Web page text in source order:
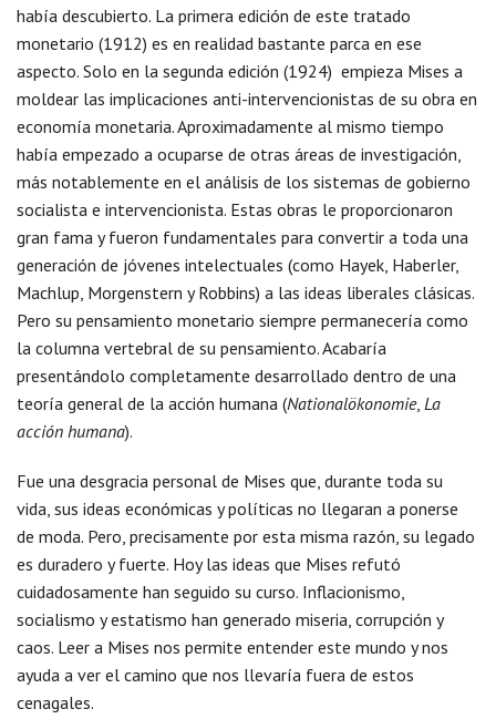
había descubierto. La primera edición de este tratado
monetario (1912) es en realidad bastante parca en ese
aspecto. Solo en la segunda edición (1924) empieza Mises a
moldear las implicaciones anti-intervencionistas de su obra en
economía monetaria. Aproximadamente al mismo tiempo
había empezado a ocuparse de otras áreas de investigación,
más notablemente en el análisis de los sistemas de gobierno
socialista e intervencionista. Estas obras le proporcionaron
gran fama y fueron fundamentales para convertir a toda una
generación de jóvenes intelectuales (como Hayek, Haberler,
Machlup, Morgenstern y Robbins) a las ideas liberales clásicas.
Pero su pensamiento monetario siempre permanecería como
la columna vertebral de su pensamiento. Acabaría
presentándolo completamente desarrollado dentro de una
teoría general de la acción humana (Nationalökonomie, La
acción humana).
Fue una desgracia personal de Mises que, durante toda su
vida, sus ideas económicas y políticas no llegaran a ponerse
de moda. Pero, precisamente por esta misma razón, su legado
es duradero y fuerte. Hoy las ideas que Mises refutó
cuidadosamente han seguido su curso. Inflacionismo,
socialismo y estatismo han generado miseria, corrupción y
caos. Leer a Mises nos permite entender este mundo y nos
ayuda a ver el camino que nos llevaría fuera de estos
cenagales.